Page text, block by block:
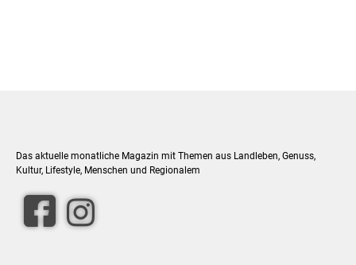
Das aktuelle monatliche Magazin mit Themen aus Landleben, Genuss,
Kultur, Lifestyle, Menschen und Regionalem
facebook
Instagram